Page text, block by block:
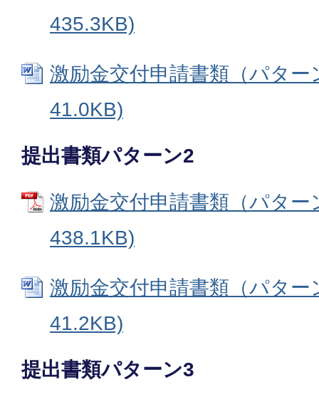
435.3KB)
激励金交付申請書類（パタ
41.0KB)
提出書類パターン2
激励金交付申請書類（パタ
438.1KB)
激励金交付申請書類（パタ
41.2KB)
提出書類パターン3